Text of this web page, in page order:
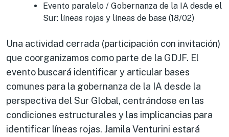
Evento paralelo / Gobernanza de la IA desde el
Sur: líneas rojas y líneas de base (18/02)
Una actividad cerrada (participación con invitación)
que coorganizamos como parte de la GDJF. El
evento buscará identificar y articular bases
comunes para la gobernanza de la IA desde la
perspectiva del Sur Global, centrándose en las
condiciones estructurales y las implicancias para
identificar líneas rojas. Jamila Venturini estará